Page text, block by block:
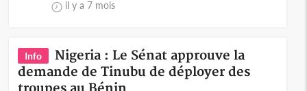
il y a 7 mois
Info
Nigeria : Le Sénat approuve la
demande de Tinubu de déployer des